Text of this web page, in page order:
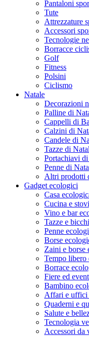
Pantaloni
Tute
Attrezzature
Accessori
Tecnologie
Borracce
Golf
Fitness
Polsini
Ciclismo
Natale
Decorazioni
Palline di
Cappelli di
Calzini di
Candele di
Tazze di
Portachiavi
Penne di
Altri prodotti
Gadget ecologici
Casa
Cucina e
Vino e bar
Tazze e
Penne
Borse
Zaini e borse
Tempo libero
Borrace
Fiere ed
Bambino
Affari e uffici
Quaderni e
Salute e
Tecnologia
Accessori da